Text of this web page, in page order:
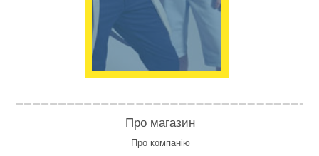
Про магазин
Про компанію